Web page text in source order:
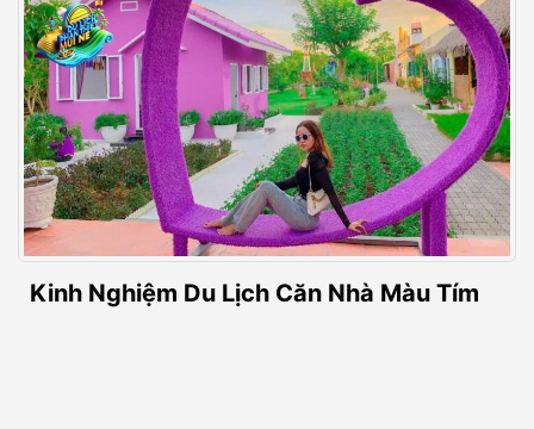
Kinh Nghiệm Du Lịch Căn Nhà Màu Tím